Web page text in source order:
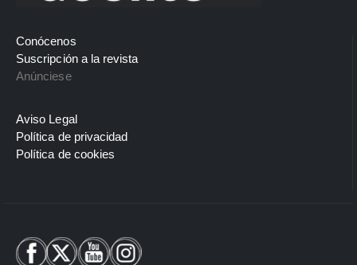
Conócenos
Suscripción a la revista
Anúnciese
Aviso Legal
Política de privacidad
Política de cookies